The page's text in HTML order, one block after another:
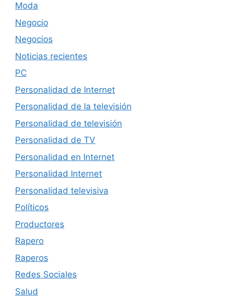
Moda
Negocio
Negocios
Noticias recientes
PC
Personalidad de Internet
Personalidad de la televisión
Personalidad de televisión
Personalidad de TV
Personalidad en Internet
Personalidad Internet
Personalidad televisiva
Políticos
Productores
Rapero
Raperos
Redes Sociales
Salud